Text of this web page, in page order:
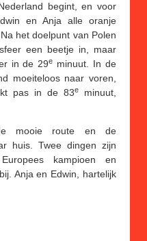
begint, en voor
en Anja alle oranje
het doelpunt van Polen
een beetje in, maar
in de 29e minuut. In de
moeiteloos naar voren,
pas in de 83e
minuut,
mooie route en de
huis. Twee dingen zijn
kampioen en
Anja en Edwin, hartelijk